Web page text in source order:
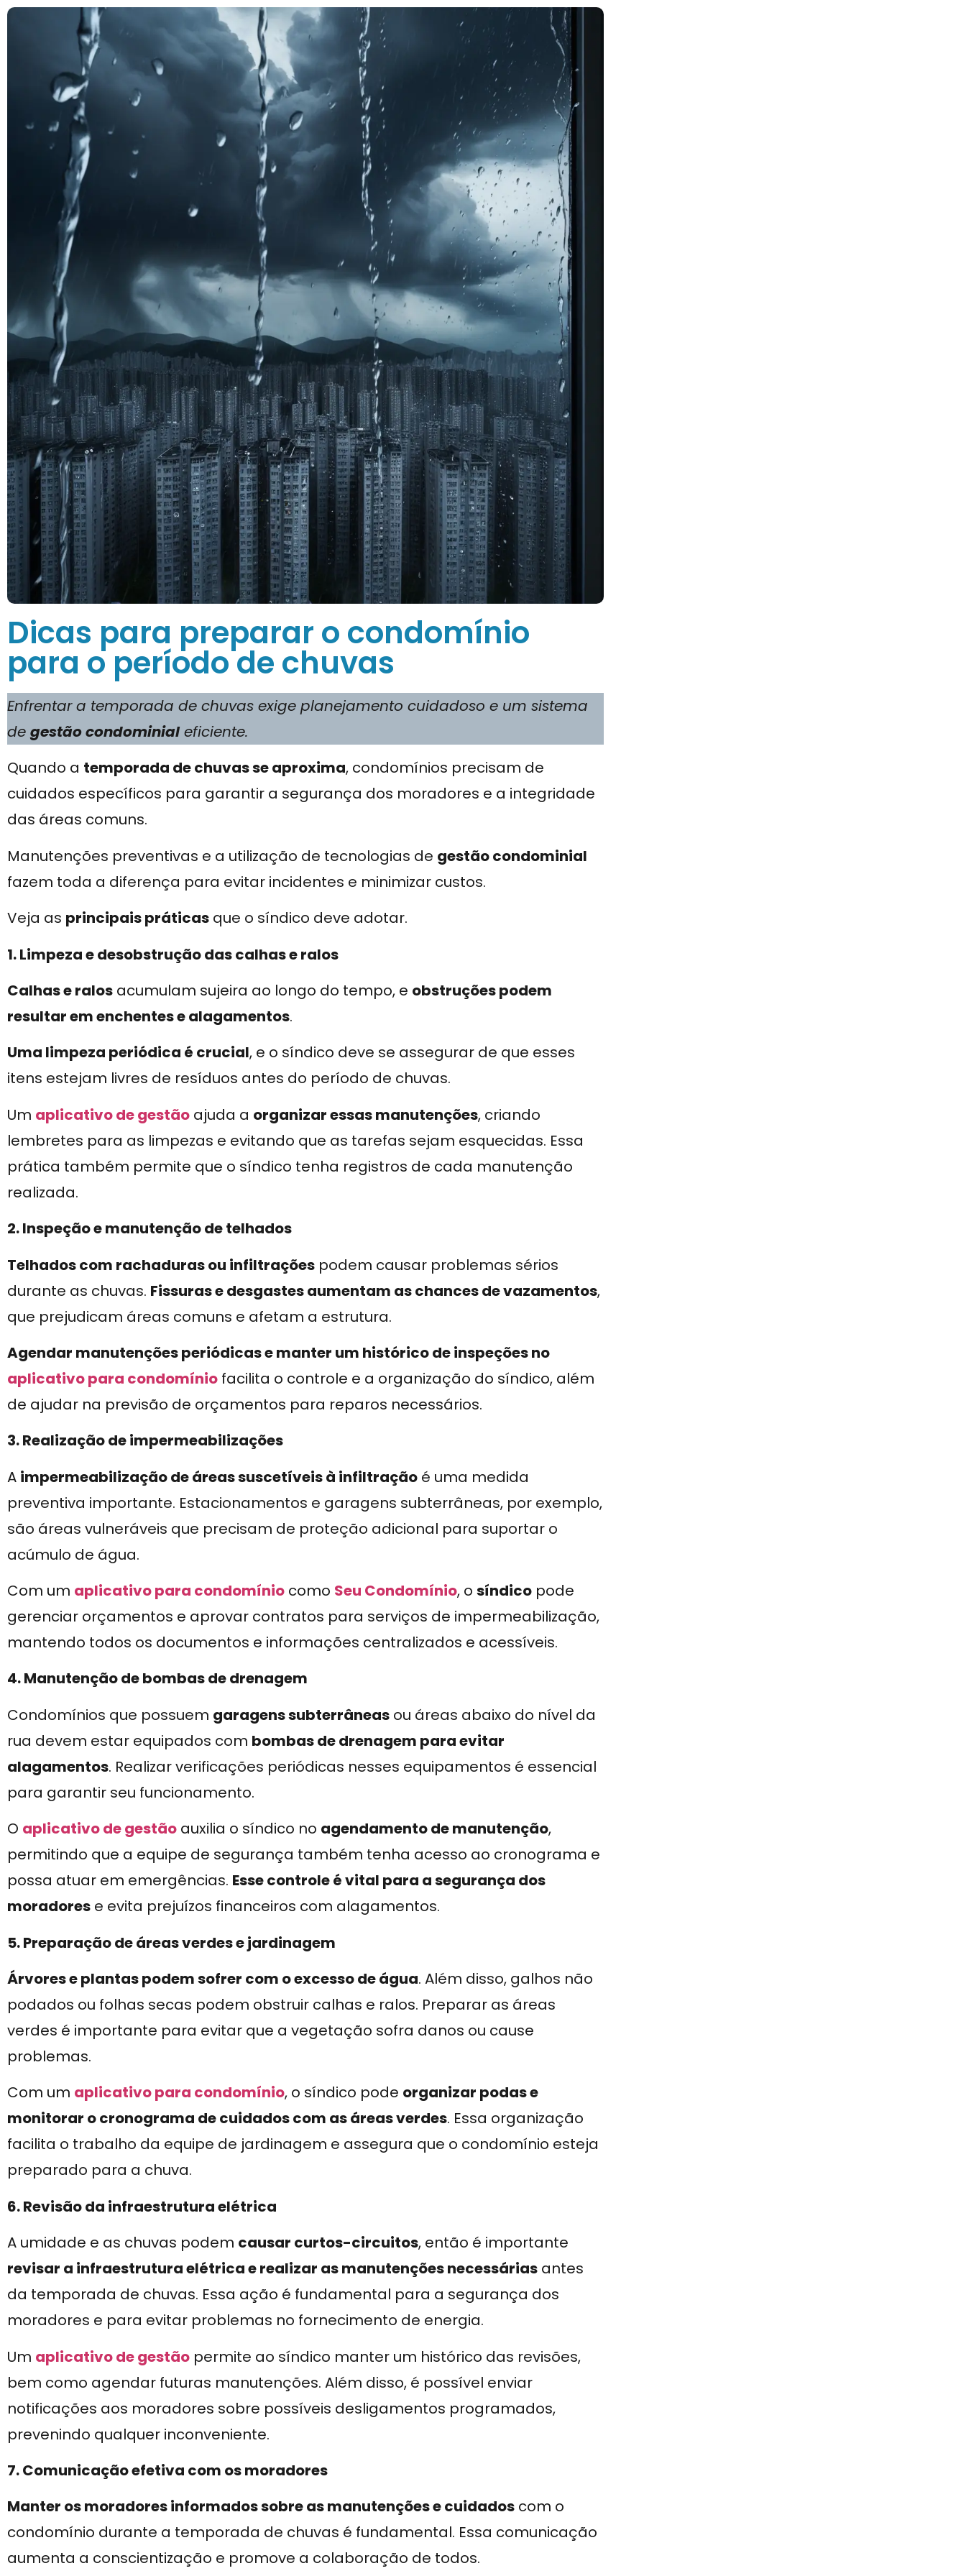
Dicas para preparar o condomínio
para o período de chuvas
Enfrentar a temporada de chuvas exige planejamento cuidadoso e um sistema
de gestão condominialeficiente.
Quando a temporada de chuvas se aproxima, condomínios precisam de
cuidados específicos para garantir a segurança dos moradores e a integridade
das áreas comuns.
Manutenções preventivas e a utilização de tecnologias de gestão condominial
fazem toda a diferença para evitar incidentes e minimizar custos.
Veja as principais práticas que o síndico deve adotar.
1. Limpeza e desobstrução das calhas e ralos
Calhas e ralos acumulam sujeira ao longo do tempo, e obstruções podem
resultar em enchentes e alagamentos.
Uma limpeza periódica é crucial, e o síndico deve se assegurar de que esses
itens estejam livres de resíduos antes do período de chuvas.
Um aplicativo de gestão ajuda a organizar essas manutenções, criando
lembretes para as limpezas e evitando que as tarefas sejam esquecidas. Essa
prática também permite que o síndico tenha registros de cada manutenção
realizada.
2. Inspeção e manutenção de telhados
Telhados com rachaduras ou infiltrações podem causar problemas sérios
durante as chuvas. Fissuras e desgastes aumentam as chances de vazamentos,
que prejudicam áreas comuns e afetam a estrutura.
Agendar manutenções periódicas e manter um histórico de inspeções no
aplicativo para condomínio facilita o controle e a organização do síndico, além
de ajudar na previsão de orçamentos para reparos necessários.
3. Realização de impermeabilizações
A impermeabilização de áreas suscetíveis à infiltração é uma medida
preventiva importante. Estacionamentos e garagens subterrâneas, por exemplo,
são áreas vulneráveis que precisam de proteção adicional para suportar o
acúmulo de água.
Com um aplicativo para condomínio como Seu Condomínio, o síndico pode
gerenciar orçamentos e aprovar contratos para serviços de impermeabilização,
mantendo todos os documentos e informações centralizados e acessíveis.
4. Manutenção de bombas de drenagem
Condomínios que possuem garagens subterrâneas ou áreas abaixo do nível da
rua devem estar equipados com bombas de drenagem para evitar
alagamentos. Realizar verificações periódicas nesses equipamentos é essencial
para garantir seu funcionamento.
O aplicativo de gestão auxilia o síndico no agendamento de manutenção,
permitindo que a equipe de segurança também tenha acesso ao cronograma e
possa atuar em emergências. Esse controle é vital para a segurança dos
moradores e evita prejuízos financeiros com alagamentos.
5. Preparação de áreas verdes e jardinagem
Árvores e plantas podem sofrer com o excesso de água. Além disso, galhos não
podados ou folhas secas podem obstruir calhas e ralos. Preparar as áreas
verdes é importante para evitar que a vegetação sofra danos ou cause
problemas.
Com um aplicativo para condomínio, o síndico pode organizar podas e
monitorar o cronograma de cuidados com as áreas verdes. Essa organização
facilita o trabalho da equipe de jardinagem e assegura que o condomínio esteja
preparado para a chuva.
6. Revisão da infraestrutura elétrica
A umidade e as chuvas podem causar curtos-circuitos, então é importante
revisar a infraestrutura elétrica e realizar as manutenções necessárias antes
da temporada de chuvas. Essa ação é fundamental para a segurança dos
moradores e para evitar problemas no fornecimento de energia.
Um aplicativo de gestão permite ao síndico manter um histórico das revisões,
bem como agendar futuras manutenções. Além disso, é possível enviar
notificações aos moradores sobre possíveis desligamentos programados,
prevenindo qualquer inconveniente.
7. Comunicação efetiva com os moradores
Manter os moradores informados sobre as manutenções e cuidados com o
condomínio durante a temporada de chuvas é fundamental. Essa comunicação
aumenta a conscientização e promove a colaboração de todos.